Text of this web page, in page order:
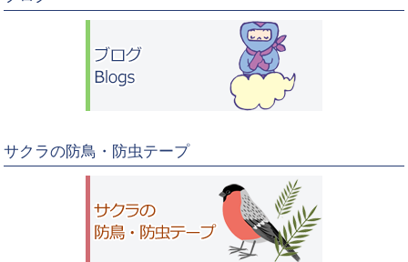
サクラの防鳥・防虫テープ